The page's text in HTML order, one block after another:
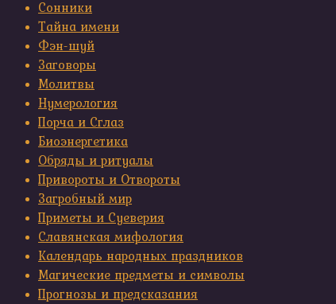
Сонники
Тайна имени
Фэн-шуй
Заговоры
Молитвы
Нумерология
Порча и Сглаз
Биоэнергетика
Обряды и ритуалы
Привороты и Отвороты
Загробный мир
Приметы и Суеверия
Славянская мифология
Календарь народных праздников
Магические предметы и символы
Прогнозы и предсказания